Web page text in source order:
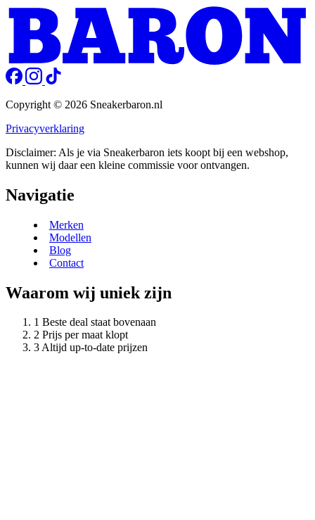
Copyright © 2026 Sneakerbaron.nl
Privacyverklaring
Disclaimer: Als je via Sneakerbaron iets koopt bij een webshop,
kunnen wij daar een kleine commissie voor ontvangen.
Navigatie
Merken
Modellen
Blog
Contact
Waarom wij uniek zijn
Beste deal staat bovenaan
Prijs per maat klopt
Altijd up-to-date prijzen